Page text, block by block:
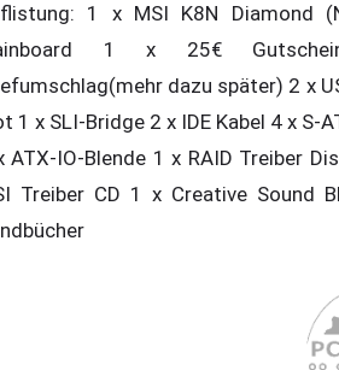
1 x MSI K8N Diamond
1 x 25€
dazu später) 2 x
1 x SLI-Bridge 2 x IDE Kabel 4 x S-
ATX-IO-Blende 1 x RAID Treiber
Treiber CD 1 x Creative Sound